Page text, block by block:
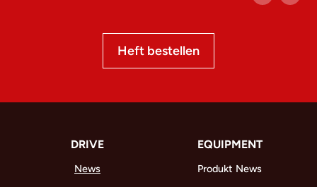
Heft bestellen
DRIVE
News
EQUIPMENT
Produkt News